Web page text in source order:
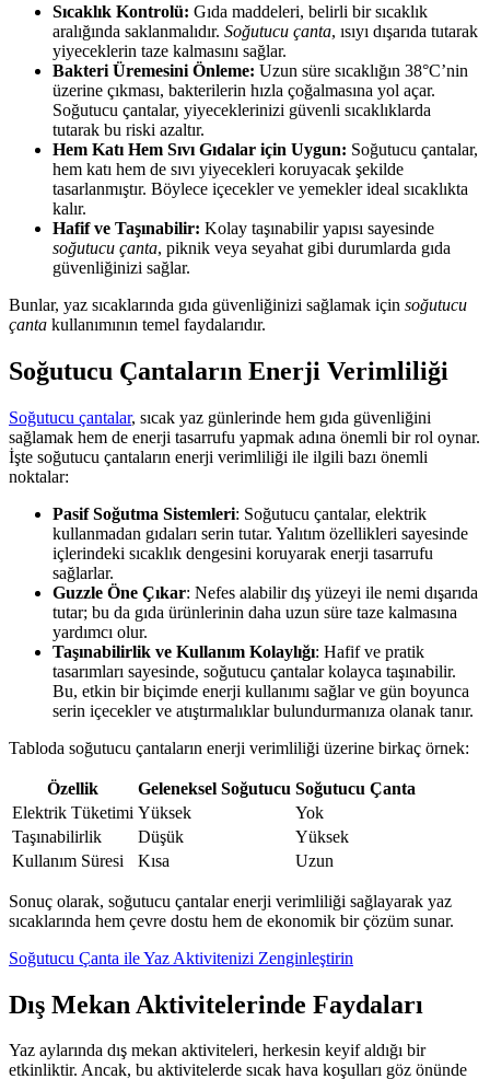
Sıcaklık Kontrolü: Gıda maddeleri, belirli bir sıcaklık
aralığında saklanmalıdır. Soğutucu çanta, ısıyı dışarıda tutarak
yiyeceklerin taze kalmasını sağlar.
Bakteri Üremesini Önleme: Uzun süre sıcaklığın 38°C’nin
üzerine çıkması, bakterilerin hızla çoğalmasına yol açar.
Soğutucu çantalar, yiyeceklerinizi güvenli sıcaklıklarda
tutarak bu riski azaltır.
Hem Katı Hem Sıvı Gıdalar için Uygun: Soğutucu çantalar,
hem katı hem de sıvı yiyecekleri koruyacak şekilde
tasarlanmıştır. Böylece içecekler ve yemekler ideal sıcaklıkta
kalır.
Hafif ve Taşınabilir: Kolay taşınabilir yapısı sayesinde
soğutucu çanta, piknik veya seyahat gibi durumlarda gıda
güvenliğinizi sağlar.
Bunlar, yaz sıcaklarında gıda güvenliğinizi sağlamak için soğutucu
çanta kullanımının temel faydalarıdır.
Soğutucu Çantaların Enerji Verimliliği
Soğutucu çantalar, sıcak yaz günlerinde hem gıda güvenliğini
sağlamak hem de enerji tasarrufu yapmak adına önemli bir rol oynar.
İşte soğutucu çantaların enerji verimliliği ile ilgili bazı önemli
noktalar:
Pasif Soğutma Sistemleri: Soğutucu çantalar, elektrik
kullanmadan gıdaları serin tutar. Yalıtım özellikleri sayesinde
içlerindeki sıcaklık dengesini koruyarak enerji tasarrufu
sağlarlar.
Guzzle Öne Çıkar: Nefes alabilir dış yüzeyi ile nemi dışarıda
tutar; bu da gıda ürünlerinin daha uzun süre taze kalmasına
yardımcı olur.
Taşınabilirlik ve Kullanım Kolaylığı: Hafif ve pratik
tasarımları sayesinde, soğutucu çantalar kolayca taşınabilir.
Bu, etkin bir biçimde enerji kullanımı sağlar ve gün boyunca
serin içecekler ve atıştırmalıklar bulundurmanıza olanak tanır.
Tabloda soğutucu çantaların enerji verimliliği üzerine birkaç örnek:
Özellik Geleneksel Soğutucu Soğutucu Çanta
Elektrik Tüketimi Yüksek
Yok
Taşınabilirlik
Düşük
Yüksek
Kullanım Süresi
Kısa Uzun
Sonuç olarak, soğutucu çantalar enerji verimliliği sağlayarak yaz
sıcaklarında hem çevre dostu hem de ekonomik bir çözüm sunar.
Soğutucu Çanta ile Yaz Aktivitenizi Zenginleştirin
Dış Mekan Aktivitelerinde Faydaları
Yaz aylarında dış mekan aktiviteleri, herkesin keyif aldığı bir
etkinliktir. Ancak, bu aktivitelerde sıcak hava koşulları göz önünde